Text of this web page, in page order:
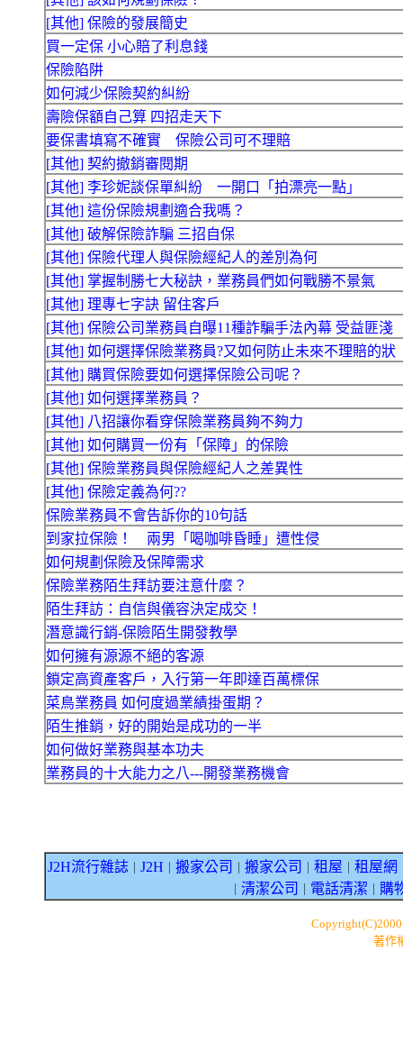
[其他] 保險的發展簡史
買一定保 小心賠了利息錢
保險陷阱
如何減少保險契約糾紛
壽險保額自己算 四招走天下
要保書填寫不確實 保險公司可不理賠
[其他] 契約撤銷審閱期
[其他] 李珍妮談保單糾紛 一開口「拍漂亮一點」
[其他] 這份保險規劃適合我嗎？
[其他] 破解保險詐騙 三招自保
[其他] 保險代理人與保險經紀人的差別為何
[其他] 掌握制勝七大秘訣，業務員們如何戰勝不景氣
[其他] 理專七字訣 留住客戶
[其他] 保險公司業務員自曝11種詐騙手法內幕 受益匪淺
[其他] 如何選擇保險業務員?又如何防止未來不理賠的狀
[其他] 購買保險要如何選擇保險公司呢？
[其他] 如何選擇業務員？
[其他] 八招讓你看穿保險業務員夠不夠力
[其他] 如何購買一份有「保障」的保險
[其他] 保險業務員與保險經紀人之差異性
[其他] 保險定義為何??
保險業務員不會告訴你的10句話
到家拉保險！ 兩男「喝咖啡昏睡」遭性侵
如何規劃保險及保障需求
保險業務陌生拜訪要注意什麼？
陌生拜訪：自信與儀容決定成交！
潛意識行銷-保險陌生開發教學
如何擁有源源不絕的客源
鎖定高資產客戶，入行第一年即達百萬標保
菜鳥業務員 如何度過業績掛蛋期？
陌生推銷，好的開始是成功的一半
如何做好業務與基本功夫
業務員的十大能力之八---開發業務機會
J2H流行雜誌 J2H 搬家公司 搬家公司 租屋 租屋網
清潔公司 電話清潔 購
著作